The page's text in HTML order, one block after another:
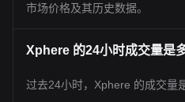
市场价格及其历史数据。
Xphere 的24小时成交量是多
过去24小时，Xphere 的成交量